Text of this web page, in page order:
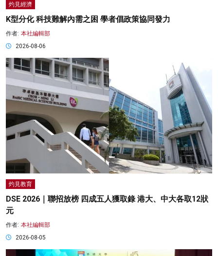
灼見經濟
K型分化 科技難解內需之困 學者倡政策協同發力
作者: 本社編輯部
2026-08-06
灼見教育
DSE 2026｜聯招放榜 四成五人獲取錄 港大、中大各取12狀
元
作者: 本社編輯部
2026-08-05